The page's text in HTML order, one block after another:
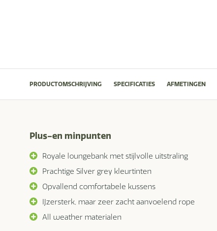
PRODUCTOMSCHRIJVING SPECIFICATIES AFMETINGEN
Plus-en minpunten
Royale loungebank met stijlvolle uitstraling
Prachtige Silver grey kleurtinten
Opvallend comfortabele kussens
IJzersterk, maar zeer zacht aanvoelend rope
All weather materialen